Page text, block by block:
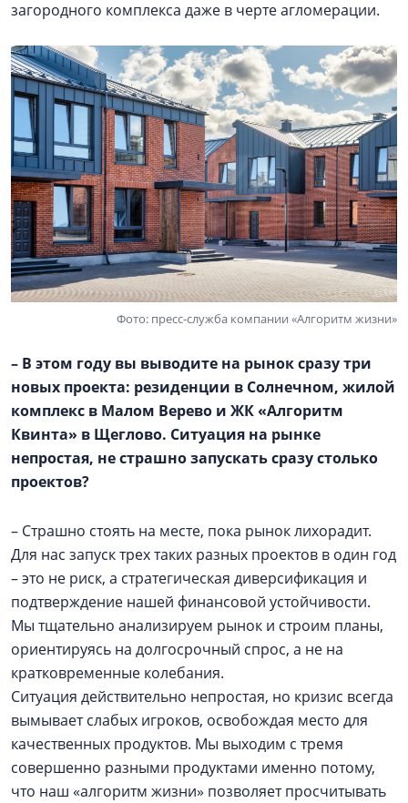
загородного комплекса даже в черте агломерации.
Фото: пресс-служба компании «Алгоритм жизни»
– В этом году вы выводите на рынок сразу три
новых проекта: резиденции в Солнечном, жилой
комплекс в Малом Верево и ЖК «Алгоритм
Квинта» в Щеглово. Ситуация на рынке
непростая, не страшно запускать сразу столько
проектов?
– Страшно стоять на месте, пока рынок лихорадит.
Для нас запуск трех таких разных проектов в один год
– это не риск, а стратегическая диверсификация и
подтверждение нашей финансовой устойчивости.
Мы тщательно анализируем рынок и строим планы,
ориентируясь на долгосрочный спрос, а не на
кратковременные колебания.
Ситуация действительно непростая, но кризис всегда
вымывает слабых игроков, освобождая место для
качественных продуктов. Мы выходим с тремя
совершенно разными продуктами именно потому,
что наш «алгоритм жизни» позволяет просчитывать